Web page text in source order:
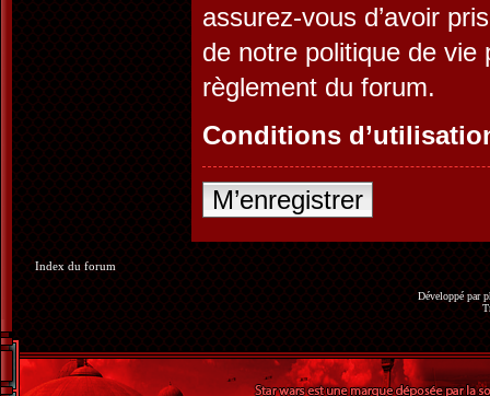
assurez-vous d’avoir
de notre politique de vie
règlement du forum.
Conditions
M’enregistrer
Index du forum
Développé par